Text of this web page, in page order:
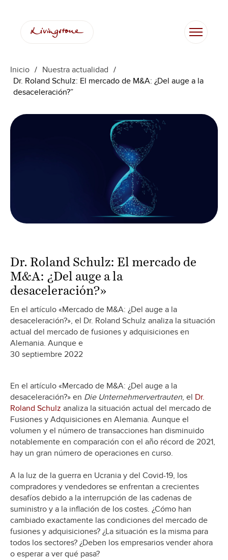
contenido
Inicio / Nuestra actualidad /
Dr. Roland Schulz: El mercado de M&A: ¿Del auge a la
desaceleración?”
Dr. Roland Schulz: El mercado de
M&A: ¿Del auge a la
desaceleración?»
En el artículo «Mercado de M&A: ¿Del auge a la
desaceleración?», el Dr. Roland Schulz analiza la situación
actual del mercado de fusiones y adquisiciones en
Alemania. Aunque e
30 septiembre 2022
En el artículo «Mercado de M&A: ¿Del auge a la
desaceleración?» en Die Unternehmervertrauten, el Dr.
Roland Schulz analiza la situación actual del mercado de
Fusiones y Adquisiciones en Alemania. Aunque el
volumen y el número de transacciones han disminuido
notablemente en comparación con el año récord de 2021,
hay un gran número de operaciones en curso.
A la luz de la guerra en Ucrania y del Covid-19, los
compradores y vendedores se enfrentan a crecientes
desafíos debido a la interrupción de las cadenas de
suministro y a la inflación de los costes. ¿Cómo han
cambiado exactamente las condiciones del mercado de
fusiones y adquisiciones? ¿La situación es la misma para
todos los sectores? ¿Deben los empresarios vender ahora
o esperar a ver qué pasa?